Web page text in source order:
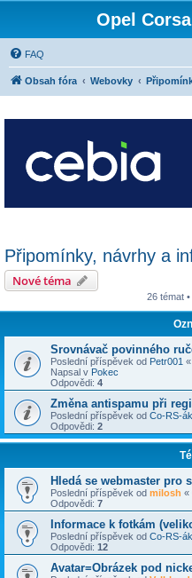
Opel
FAQ
Obsah fóra Webovky
Připomínky, návrhy a
Nové téma
26 témat
Srovnávač povinného
Poslední příspěvek od Petr001 «
Napsal v Pokec
Odpovědi: 4
Změna antispamu při
Poslední příspěvek od Co-RS-ák
Odpovědi: 2
Hledá se webmaster pro
Poslední příspěvek od milosh «
Odpovědi: 7
Informace k fotkám
Poslední příspěvek od Co-RS-ák
Odpovědi: 12
Avatar=Obrázek pod